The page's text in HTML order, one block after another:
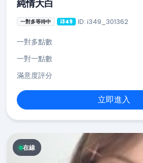
純情大白
一對多等待中 i349 ID: i349_301362
一對多點數
一對一點數
滿意度評分
立即進入
在線